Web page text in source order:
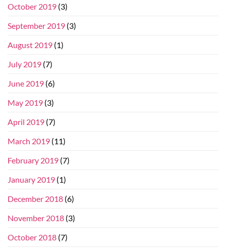
October 2019 (3)
September 2019 (3)
August 2019 (1)
July 2019 (7)
June 2019 (6)
May 2019 (3)
April 2019 (7)
March 2019 (11)
February 2019 (7)
January 2019 (1)
December 2018 (6)
November 2018 (3)
October 2018 (7)